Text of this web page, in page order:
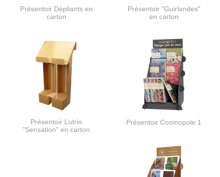
Présentoir Dépliants en
carton
Présentoir "Guirlandes"
en carton
Présentoir Lutrin
"Sensation" en carton
Présentoir Cosmopole 1